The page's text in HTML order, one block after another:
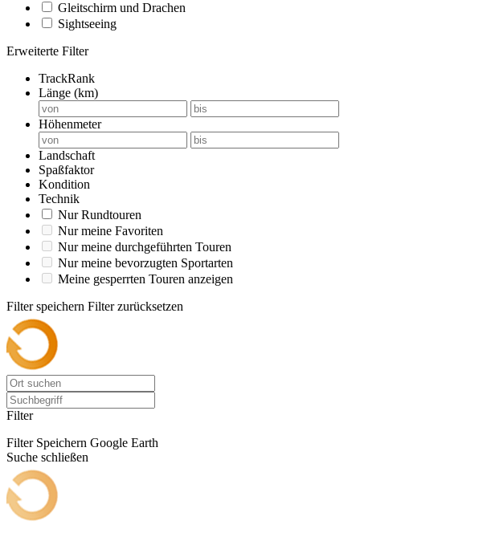
Gleitschirm und Drachen
Sightseeing
Erweiterte Filter
TrackRank
Länge (km)
Höhenmeter
Landschaft
Spaßfaktor
Kondition
Technik
Nur Rundtouren
Nur meine Favoriten
Nur meine durchgeführten Touren
Nur meine bevorzugten Sportarten
Meine gesperrten Touren anzeigen
Filter speichern Filter zurücksetzen
Filter
Filter Speichern Google Earth
Suche schließen